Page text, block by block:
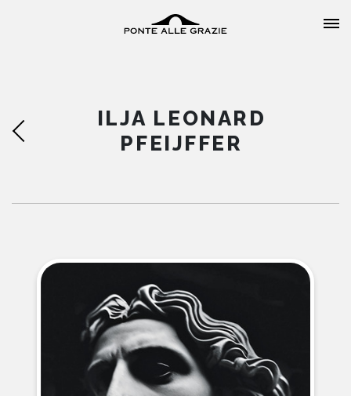
CHI SIAMO
AUTORI
EVENTI
NEWS
ILJA LEONARD
PFEIJFFER